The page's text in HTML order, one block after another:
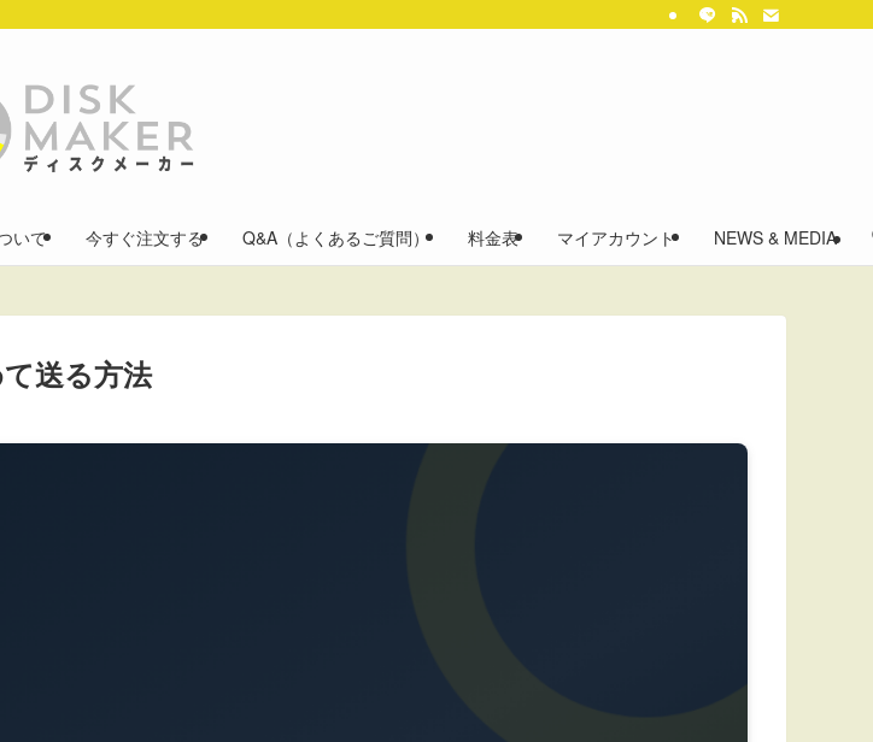
いて 今すぐ注文する Q&A（よくあるご質問） 料金表 マイアカウント NEWS & MEDIA
送る方法